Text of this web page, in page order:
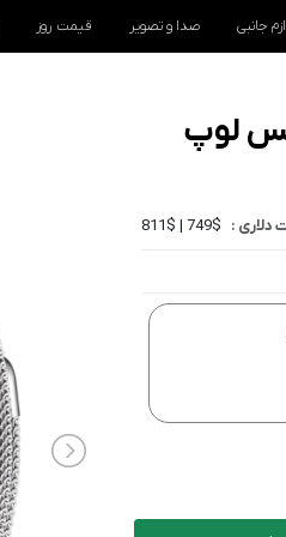
جانبی صدا و تصویر قیمت روز
دلاری : 749$ | 811$